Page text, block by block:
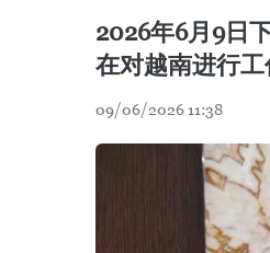
2026年6月9日
在对越南进行工
09/06/2026 11:38